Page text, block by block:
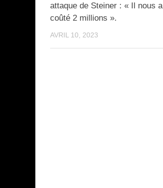
attaque de Steiner : « Il nous a
coûté 2 millions ».
AVRIL 10, 2023